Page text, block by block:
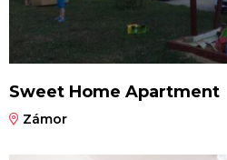
Sweet Home Apartment
Zámor